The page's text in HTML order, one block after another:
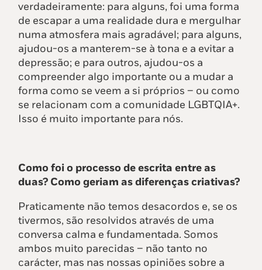
verdadeiramente: para alguns, foi uma forma
de escapar a uma realidade dura e mergulhar
numa atmosfera mais agradável; para alguns,
ajudou-os a manterem-se à tona e a evitar a
depressão; e para outros, ajudou-os a
compreender algo importante ou a mudar a
forma como se veem a si próprios – ou como
se relacionam com a comunidade LGBTQIA+.
Isso é muito importante para nós.
Como foi o processo de escrita entre as
duas? Como geriam as diferenças criativas?
Praticamente não temos desacordos e, se os
tivermos, são resolvidos através de uma
conversa calma e fundamentada. Somos
ambos muito parecidas – não tanto no
carácter, mas nas nossas opiniões sobre a